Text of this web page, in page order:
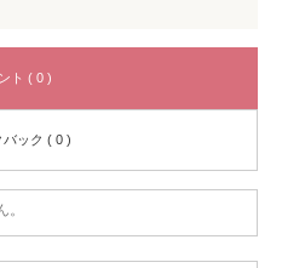
ト ( 0 )
バック ( 0 )